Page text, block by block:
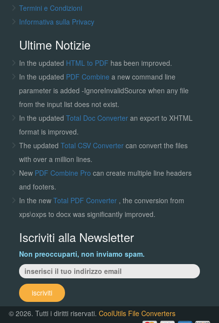
Termini e Condizioni
Informativa sulla Privacy
Ultime Notizie
In the updated HTML to PDF has been improved.
In the updated PDF Combine a new command line
parameter is added -IgnoreInvalidSource when any file
from the input list does not exist.
In the updated Total Doc Converter an export to XHTML
format is improved.
The updated Total CSV Convertercan convert the files
with over a million lines.
New PDF Combine Pro can create multiple line headers
and footers.
In the new Total PDF Converter , the conversion from
xps\oxps to docx was significantly improved.
Iscriviti alla Newsletter
Non preoccuparti, non inviamo spam.
iscriviti
© 2026. Tutti i diritti riservati.CoolUtils File Converters